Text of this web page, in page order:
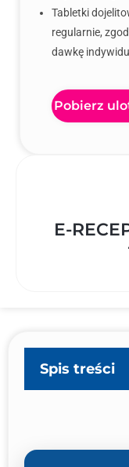
Tabletki
regularnie,
dawkę
Pobierz
E-
Spis treści